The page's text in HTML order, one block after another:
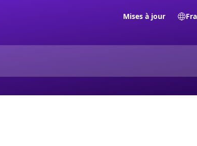
Mises à jour